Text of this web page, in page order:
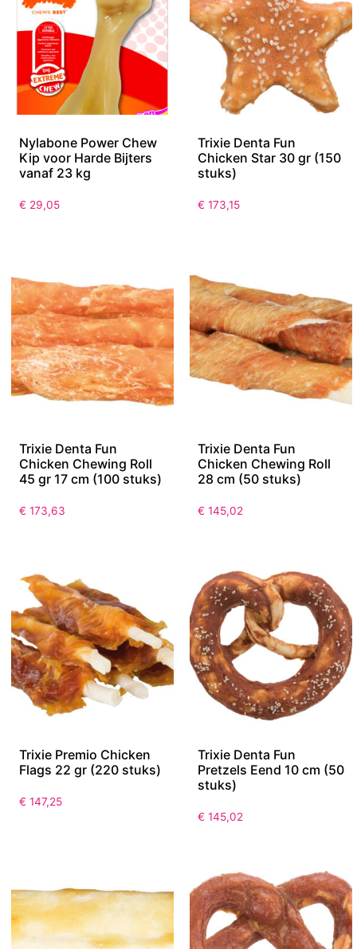
Nylabone Power Chew
Kip voor Harde Bijters
vanaf 23 kg
€ 29,05
Trixie Denta Fun
Chicken Star 30 gr (150
stuks)
€ 173,15
Trixie Denta Fun
Chicken Chewing Roll
45 gr 17 cm (100 stuks)
€ 173,63
Trixie Denta Fun
Chicken Chewing Roll
28 cm (50 stuks)
€ 145,02
Trixie Premio Chicken
Flags 22 gr (220 stuks)
€ 147,25
Trixie Denta Fun
Pretzels Eend 10 cm (50
stuks)
€ 145,02